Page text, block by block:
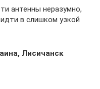
антенны неразумно,
в слишком узкой
Лисичанск